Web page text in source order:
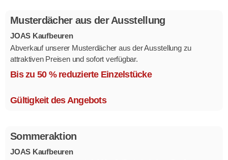
Musterdächer aus der Ausstellung
JOAS Kaufbeuren
Abverkauf unserer Musterdächer aus der Ausstellung zu
attraktiven Preisen und sofort verfügbar.
Mehrere Modelle in verschiedenen Ausführungen.
Bis zu 50 % reduzierte Einzelstücke
Gültigkeit des Angebots
Sommeraktion
JOAS Kaufbeuren